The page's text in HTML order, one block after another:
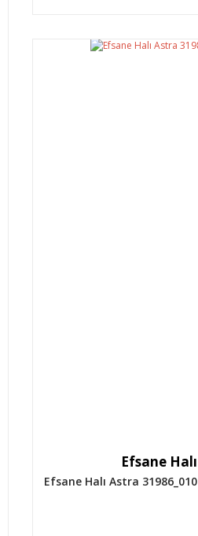
Efsane Halı
Efsane Halı Astra 31986_010